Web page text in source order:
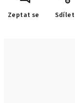
Zeptat se Sdílet